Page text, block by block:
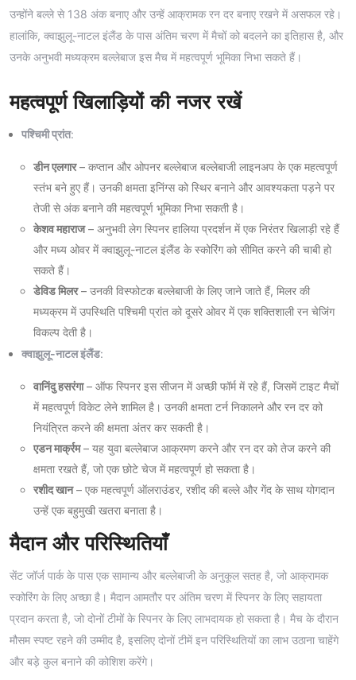
उन्होंने बल्ले से 138 अंक बनाए और उन्हें आक्रामक रन दर बनाए रखने में असफल रहे।
हालांकि, क्वाझुलू-नाटल इंलैंड के पास अंतिम चरण में मैचों को बदलने का इतिहास है, और
उनके अनुभवी मध्यक्रम बल्लेबाज इस मैच में महत्वपूर्ण भूमिका निभा सकते हैं।
महत्वपूर्ण खिलाड़ियों की नजर रखें
पश्चिमी प्रांत:
डीन एलगार– कप्तान और ओपनर बल्लेबाज बल्लेबाजी लाइनअप के एक महत्वपूर्ण
स्तंभ बने हुए हैं। उनकी क्षमता इनिंग्स को स्थिर बनाने और आवश्यकता पड़ने पर
तेजी से अंक बनाने की महत्वपूर्ण भूमिका निभा सकती है।
केशव महाराज– अनुभवी लेग स्पिनर हालिया प्रदर्शन में एक निरंतर खिलाड़ी रहे हैं
और मध्य ओवर में क्वाझुलू-नाटल इंलैंड के स्कोरिंग को सीमित करने की चाबी हो
सकते हैं।
डेविड मिलर– उनकी विस्फोटक बल्लेबाजी के लिए जाने जाते हैं, मिलर की
मध्यक्रम में उपस्थिति पश्चिमी प्रांत को दूसरे ओवर में एक शक्तिशाली रन चेजिंग
विकल्प देती है।
क्वाझुलू-नाटल इंलैंड:
वानिंदु हसरंगा– ऑफ स्पिनर इस सीजन में अच्छी फॉर्म में रहे हैं, जिसमें टाइट मैचों
में महत्वपूर्ण विकेट लेने शामिल है। उनकी क्षमता टर्न निकालने और रन दर को
नियंत्रित करने की क्षमता अंतर कर सकती है।
एडन मार्क्रम– यह युवा बल्लेबाज आक्रमण करने और रन दर को तेज करने की
क्षमता रखते हैं, जो एक छोटे चेज में महत्वपूर्ण हो सकता है।
रशीद खान– एक महत्वपूर्ण ऑलराउंडर, रशीद की बल्ले और गेंद के साथ योगदान
उन्हें एक बहुमुखी खतरा बनाता है।
मैदान और परिस्थितियाँ
सेंट जॉर्ज पार्क के पास एक सामान्य और बल्लेबाजी के अनुकूल सतह है, जो आक्रामक
स्कोरिंग के लिए अच्छा है। मैदान आमतौर पर अंतिम चरण में स्पिनर के लिए सहायता
प्रदान करता है, जो दोनों टीमों के स्पिनर के लिए लाभदायक हो सकता है। मैच के दौरान
मौसम स्पष्ट रहने की उम्मीद है, इसलिए दोनों टीमें इन परिस्थितियों का लाभ उठाना चाहेंगे
और बड़े कुल बनाने की कोशिश करेंगे।